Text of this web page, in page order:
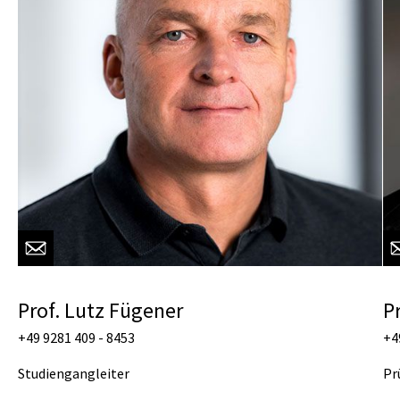
Prof. Lutz Fügener
+49 9281 409 - 8453
Studiengangleiter